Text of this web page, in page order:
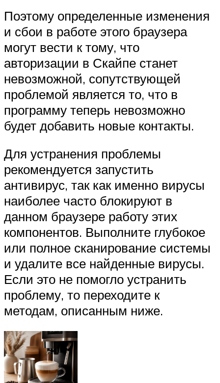
Поэтому определенные изменения
и сбои в работе этого браузера
могут вести к тому, что
авторизации в Скайпе станет
невозможной, сопутствующей
проблемой является то, что в
программу теперь невозможно
будет добавить новые контакты.
Для устранения проблемы
рекомендуется запустить
антивирус, так как именно вирусы
наиболее часто блокируют в
данном браузере работу этих
компонентов. Выполните глубокое
или полное сканирование системы
и удалите все найденные вирусы.
Если это не помогло устранить
проблему, то переходите к
методам, описанным ниже.